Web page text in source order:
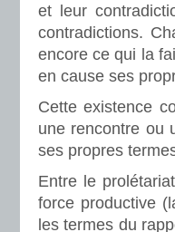
et leur
contradictions.
encore ce qui la
en cause ses
Cette existence
une rencontre ou
ses propres
Entre le
force productive
les termes du